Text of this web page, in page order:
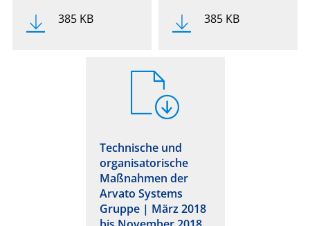
385 KB
385 KB
Technische und
organisatorische
Maßnahmen der
Arvato Systems
Gruppe | März 2018